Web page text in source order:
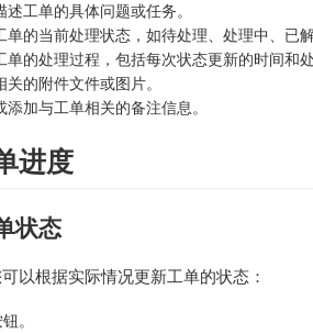
述工单的具体问题或任务。
单的当前处理状态，如待处理、处理中、已解
单的处理过程，包括每次状态更新的时间和处
关的附件文件或图片。
添加与工单相关的备注信息。
进度
状态
以根据实际情况更新工单的状态：
。